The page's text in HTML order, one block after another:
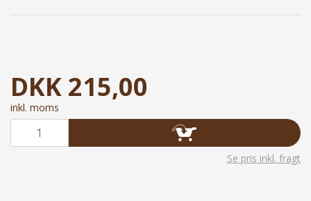
DKK 215,00
inkl. moms
Se pris inkl. fragt